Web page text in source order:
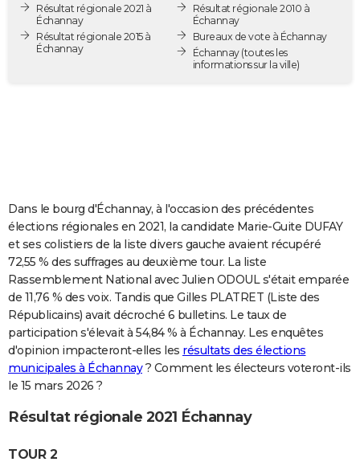
Destinations
City break
Voyage nature
Voyage de noces
Forum
PHOTO
GUIDES D'ACHAT
COPAINS D'AVANT
S'inscrire
Se connecter
Lycées
Collèges
Primaires
Universités
Entreprises
Service militaire
Avis de recherche
AVIS DE DÉCÈS
FORUM
Bricolage
Lifestyle
Culture
Sport
Auto
Television
Voyage
Cinema
Résultat régionale 2021 à
Échannay
Résultat régionale 2015 à
Échannay
Résultat régionale 2010 à
Échannay
Bureaux de vote à Échannay
Échannay(toutes les
informations sur la ville)
Dans le bourg d'Échannay, à l'occasion des précédentes
élections régionales en 2021, la candidate Marie-Guite DUFAY
et ses colistiers de la liste divers gauche avaient récupéré
72,55 % des suffrages au deuxième tour. La liste
Rassemblement National avec Julien ODOUL s'était emparée
de 11,76 % des voix. Tandis que Gilles PLATRET (Liste des
Républicains) avait décroché 6 bulletins. Le taux de
participation s'élevait à 54,84 % à Échannay. Les enquêtes
d'opinion impacteront-elles les résultats des élections
municipales à Échannay? Comment les électeurs voteront-ils
le 15 mars 2026 ?
Résultat régionale 2021 Échannay
TOUR 2